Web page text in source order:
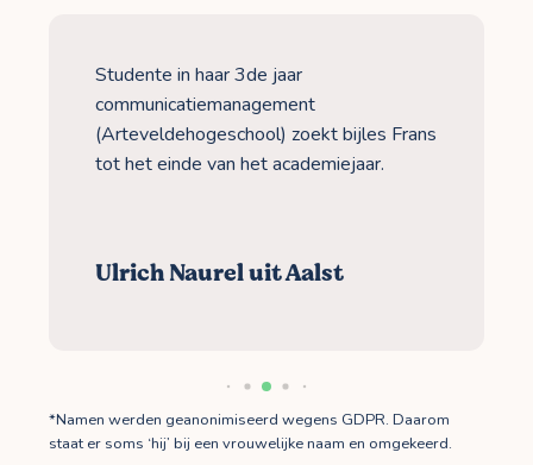
Studente in haar 3de jaar
communicatiemanagement
(Arteveldehogeschool) zoekt bijles Frans
tot het einde van het academiejaar.
Ulrich Naurel uit Aalst
*Namen werden geanonimiseerd wegens GDPR. Daarom
staat er soms ‘hij’ bij een vrouwelijke naam en omgekeerd.